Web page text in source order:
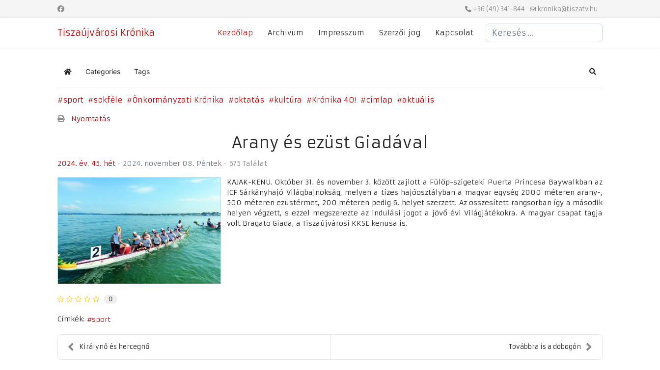
+36 (49) 341-844 kronika@tiszatv.hu
Tiszaújvárosi Krónika Kezdőlap Archivum Impresszum Szerzői jog Kapcsolat
Keresés
Home Categories Tags Search
sport sokféle Önkormányzati Krónika oktatás kultúra Krónika 40! címlap aktuális
Nyomtatás
Arany és ezüst Giadával
2024. év 45. hét 2024. november 08. Péntek 675 Találat
KAJAK-KENU. Október 31. és november 3. között zajlott a Fülöp-szigeteki Puerta Princesa Baywalkban az
ICF Sárkányhajó Világbajnokság, melyen a tízes hajóosztályban a magyar egység 2000 méteren arany-,
500 méteren ezüstérmet, 200 méteren pedig 6. helyet szerzett. Az összesített rangsorban így a második
helyen végzett, s ezzel megszerezte az indulási jogot a jövő évi Világjátékokra. A magyar csapat tagja
volt Bragato Giada, a Tiszaújvárosi KKSE kenusa is.
0
Címkék: sport
Királynő és hercegnő Továbbra is a dobogón